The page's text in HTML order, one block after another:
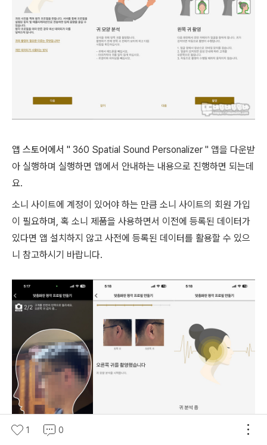
앱 스토어에서 " 360 Spatial Sound Personalizer " 앱을 다운받
아 실행하며 실행하면 앱에서 안내하는 내용으로 진행하면 되는데
요.
소니 사이트에 계정이 있어야 하는 만큼 소니 사이트의 회원 가입
이 필요하며, 혹 소니 제품을 사용하면서 이전에 등록된 데이터가
있다면 앱 설치하지 않고 사전에 등록된 데이터를 활용할 수 있으
니 참고하시기 바랍니다.
1 0